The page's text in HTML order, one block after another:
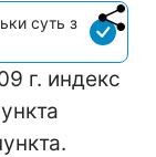
суть з
г. индекс